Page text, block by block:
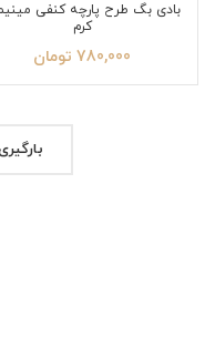
بادی بگ طرح پارچه کنفی
کرم
780,000 تومان